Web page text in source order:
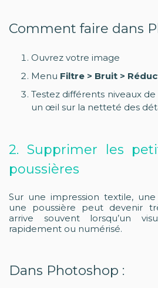
Comment faire dans
Ouvrez votre image
Menu Filtre > Bruit >
Testez différents niveaux
un œil sur la netteté des
2. Supprimer les
poussières
Sur une impression textile,
une poussière peut devenir
arrive souvent lorsqu’un
rapidement ou numérisé.
Dans Photoshop :